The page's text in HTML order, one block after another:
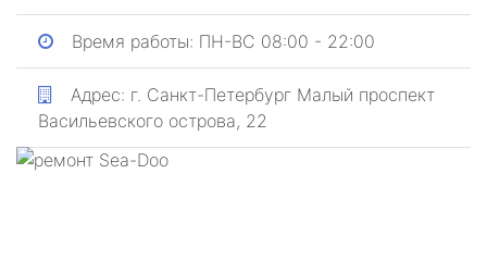
Время работы: ПН-ВС 08:00 - 22:00
Адрес: г. Санкт-Петербург Малый проспект
Васильевского острова, 22